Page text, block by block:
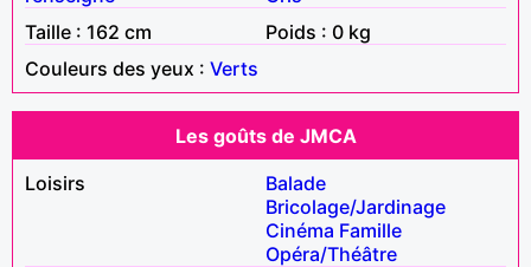
Taille : 162 cm
Poids : 0 kg
Couleurs des yeux : Verts
Les goûts de JMCA
Loisirs
Balade
Bricolage/Jardinage
Cinéma Famille
Opéra/Théâtre